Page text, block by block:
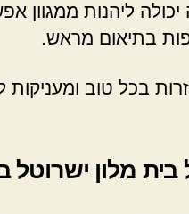
ליהנות ממגוון
בתיאום מראש.
בכל טוב ומעניקות
מלון ישרוטל